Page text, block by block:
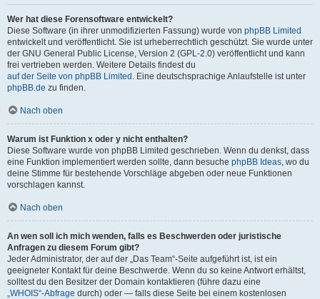
Wer hat diese Forensoftware entwickelt?
Diese Software (in ihrer unmodifizierten Fassung) wurde von phpBB Limited
entwickelt und veröffentlicht. Sie ist urheberrechtlich geschützt. Sie wurde unter
der GNU General Public License, Version 2 (GPL-2.0) veröffentlicht und kann
frei vertrieben werden. Weitere Details findest du
auf der Seite von phpBB Limited . Eine deutschsprachige Anlaufstelle ist unter
phpBB.de zu finden.
Nach oben
Warum ist Funktion x oder y nicht enthalten?
Diese Software wurde von phpBB Limited geschrieben. Wenn du denkst, dass
eine Funktion implementiert werden sollte, dann besuche phpBB Ideas, wo du
deine Stimme für bestehende Vorschläge abgeben oder neue Funktionen
vorschlagen kannst.
Nach oben
An wen soll ich mich wenden, falls es Beschwerden oder juristische
Anfragen zu diesem Forum gibt?
Jeder Administrator, der auf der „Das Team“-Seite aufgeführt ist, ist ein
geeigneter Kontakt für deine Beschwerde. Wenn du so keine Antwort erhältst,
solltest du den Besitzer der Domain kontaktieren (führe dazu eine
„WHOIS“-Abfrage durch) oder — falls diese Seite bei einem kostenlosen